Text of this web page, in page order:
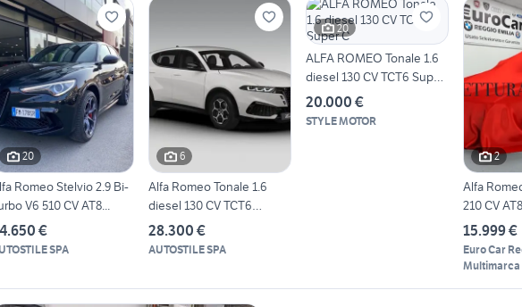
20
Romeo Stelvio 2.9 Bi-
V6 510 CV AT8...
€
SPA
6
Alfa Romeo Tonale 1.6
diesel 130 CV TCT6
AUTO...
28.300 €
AUTOSTILE SPA
20
ALFA ROMEO Tonale 1.6
diesel 130 CV TCT6 Super
C
20.000 €
STYLE MOTOR
2
Alfa
210 CV
15.999 €
Euro Car
Multimarca